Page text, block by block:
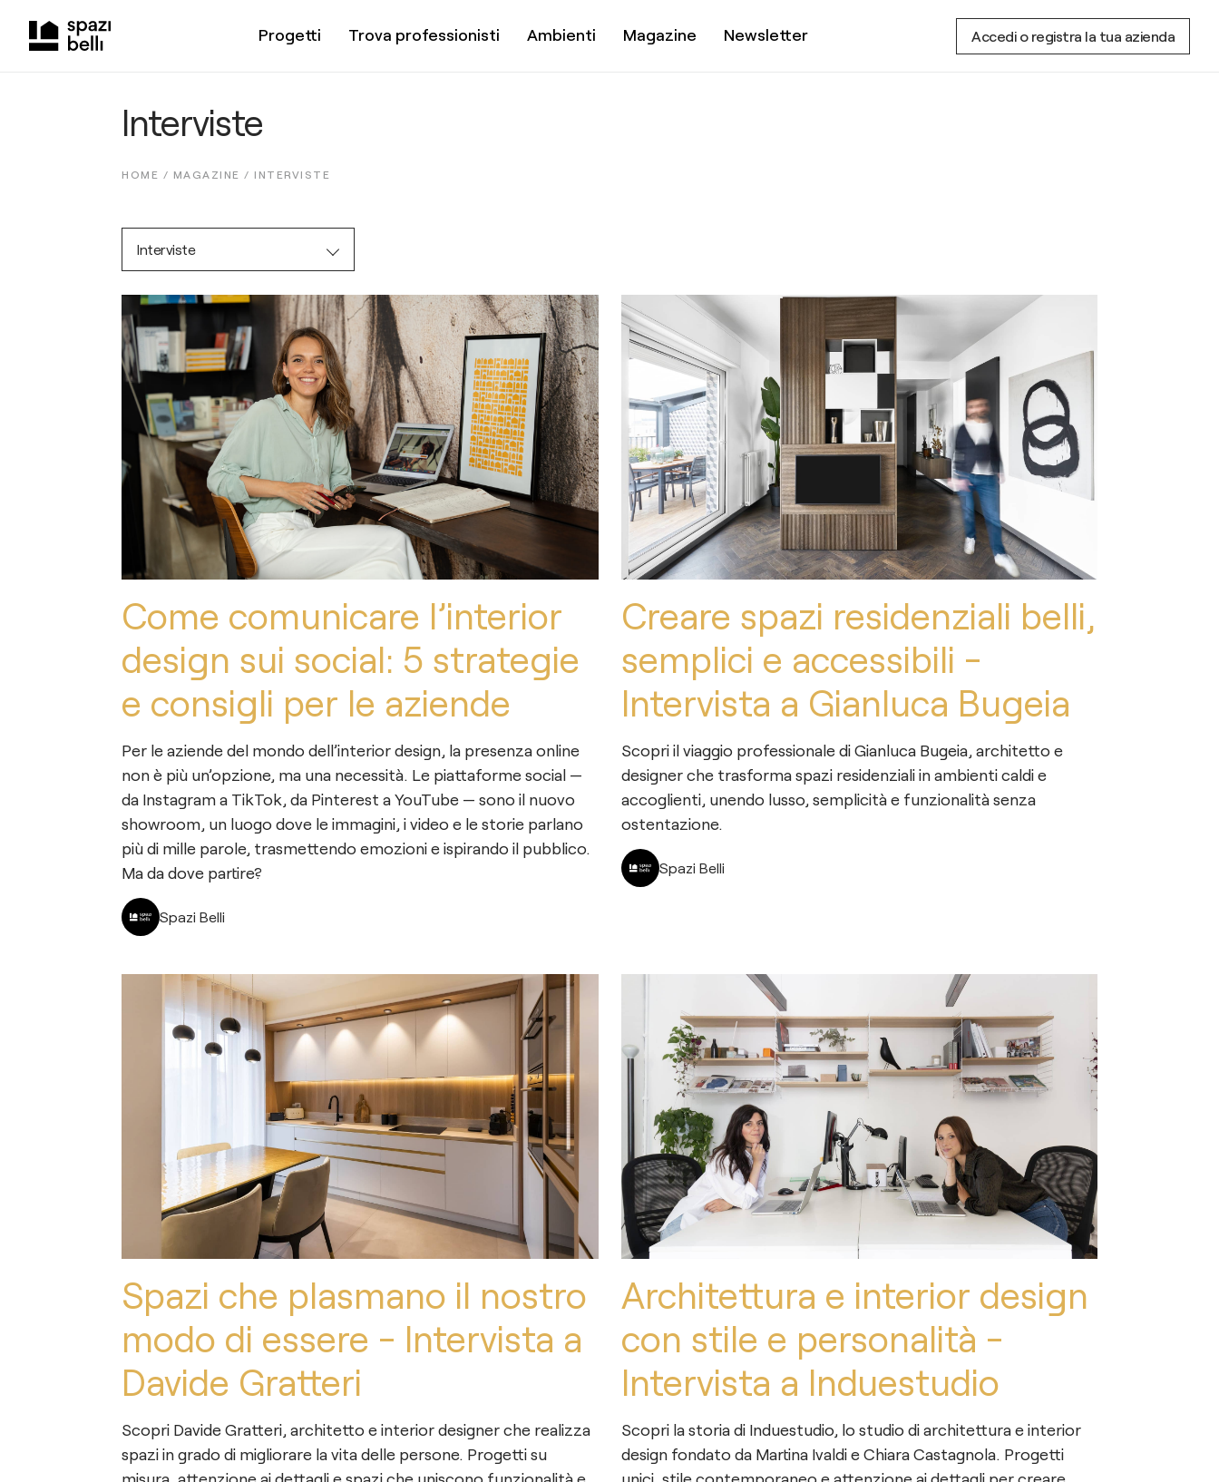
Progetti Trova professionisti Ambienti Magazine Newsletter Accedi o registra la tua azienda
Interviste
HOME / MAGAZINE / INTERVISTE
Interviste
Come comunicare l’interior
design sui social: 5 strategie
e consigli per le aziende
Per le aziende del mondo dell’interior design, la presenza online
non è più un’opzione, ma una necessità. Le piattaforme social —
da Instagram a TikTok, da Pinterest a YouTube — sono il nuovo
showroom, un luogo dove le immagini, i video e le storie parlano
più di mille parole, trasmettendo emozioni e ispirando il pubblico.
Ma da dove partire?
Spazi Belli
Creare spazi residenziali belli,
semplici e accessibili -
Intervista a Gianluca Bugeia
Scopri il viaggio professionale di Gianluca Bugeia, architetto e
designer che trasforma spazi residenziali in ambienti caldi e
accoglienti, unendo lusso, semplicità e funzionalità senza
ostentazione.
Spazi Belli
Spazi che plasmano il nostro
modo di essere - Intervista a
Davide Gratteri
Scopri Davide Gratteri, architetto e interior designer che realizza
spazi in grado di migliorare la vita delle persone. Progetti su
Architettura e interior design
con stile e personalità -
Intervista a Induestudio
Scopri la storia di Induestudio, lo studio di architettura e interior
design fondato da Martina Ivaldi e Chiara Castagnola. Progetti